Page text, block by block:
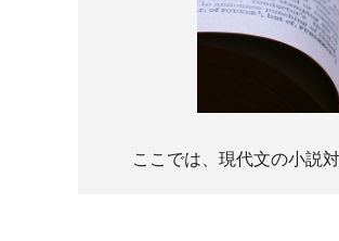
ここでは、現代文の小説